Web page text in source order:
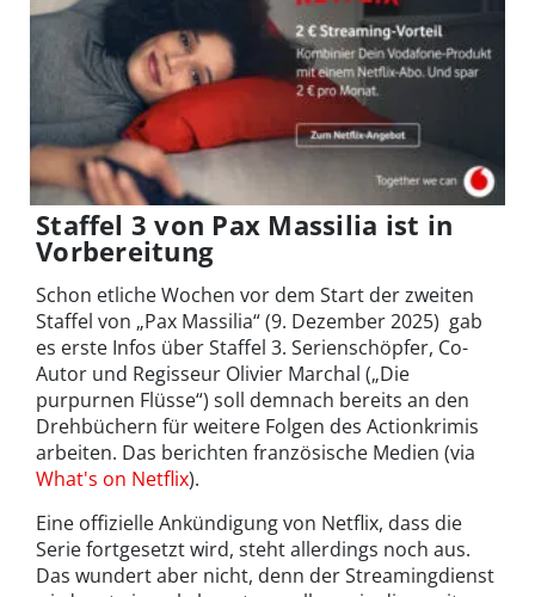
Staffel 3 von Pax Massilia ist in
Vorbereitung
Schon etliche Wochen vor dem Start der zweiten
Staffel von „Pax Massilia“ (9. Dezember 2025) gab
es erste Infos über Staffel 3. Serienschöpfer, Co-
Autor und Regisseur Olivier Marchal („Die
purpurnen Flüsse“) soll demnach bereits an den
Drehbüchern für weitere Folgen des Actionkrimis
arbeiten. Das berichten französische Medien (via
What's on Netflix).
Eine offizielle Ankündigung von Netflix, dass die
Serie fortgesetzt wird, steht allerdings noch aus.
Das wundert aber nicht, denn der Streamingdienst